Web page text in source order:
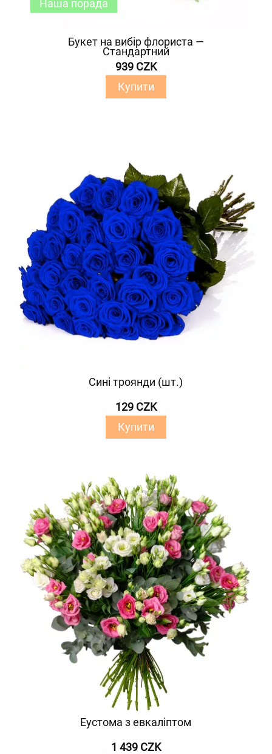
Букет на вибір флориста —
Стандартний
939 CZK
Купити
Наша порада
Сині троянди (шт.)
129 CZK
Купити
Еустома з евкаліптом
1 439 CZK